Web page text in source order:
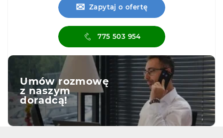
✉ Zapytaj o ofertę
775 503 954
Umów rozmowę
z naszym
doradcą!